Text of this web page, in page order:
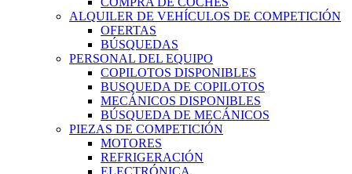
ALQUILER DE VEHÍCULOS DE COMPETICIÓN
OFERTAS
BÚSQUEDAS
PERSONAL DEL EQUIPO
COPILOTOS DISPONIBLES
BUSQUEDA DE COPILOTOS
MECÁNICOS DISPONIBLES
BÚSQUEDA DE MECÁNICOS
PIEZAS DE COMPETICIÓN
MOTORES
REFRIGERACIÓN
ELECTRÓNICA